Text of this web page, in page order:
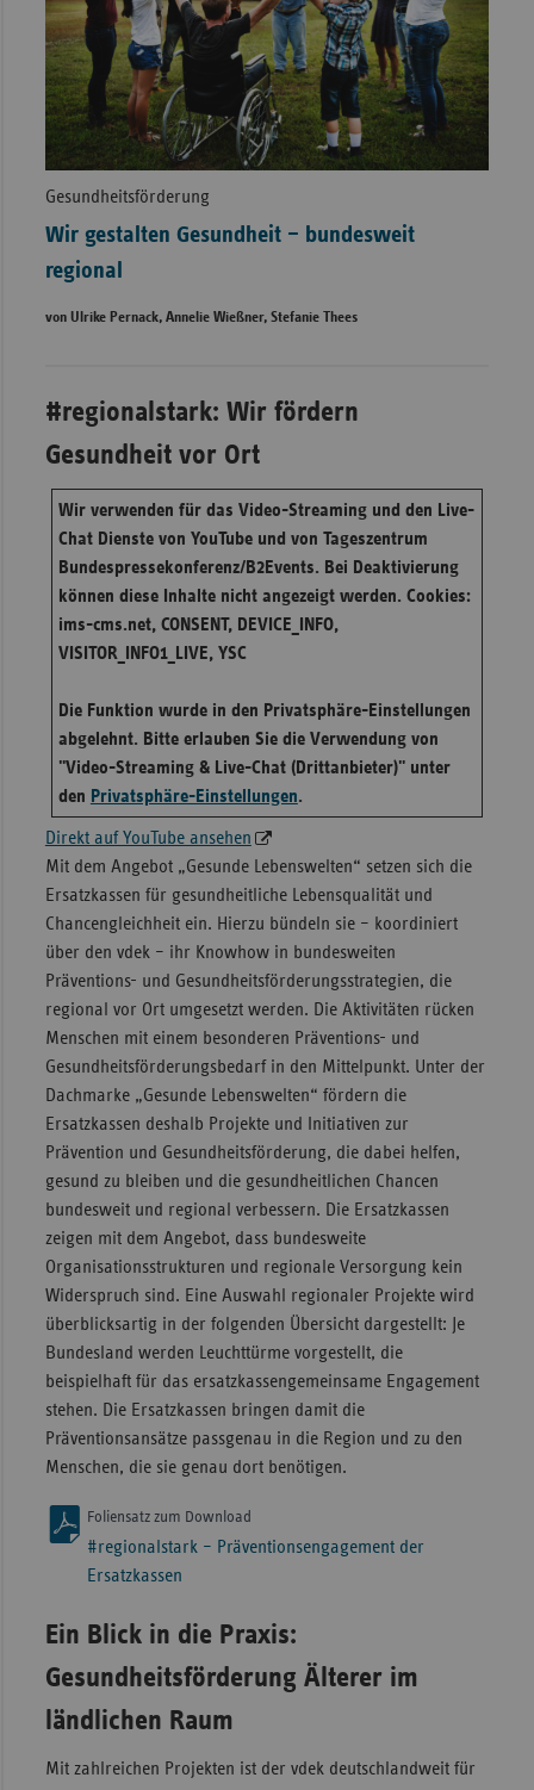
Gesundheitsförderung
Wir gestalten Gesundheit – bundesweit
regional
von Ulrike Pernack, Annelie Wießner, Stefanie Thees
#regionalstark: Wir fördern
Gesundheit vor Ort
Wir verwenden für das Video-Streaming und den Live-
Chat Dienste von YouTube und von Tageszentrum
Bundespressekonferenz/B2Events. Bei Deaktivierung
können diese Inhalte nicht angezeigt werden. Cookies:
ims-cms.net, CONSENT, DEVICE_INFO,
VISITOR_INFO1_LIVE, YSC
Die Funktion wurde in den Privatsphäre-Einstellungen
abgelehnt. Bitte erlauben Sie die Verwendung von
"Video-Streaming & Live-Chat (Drittanbieter)" unter
den Privatsphäre-Einstellungen.
Direkt auf YouTube ansehen
Mit dem Angebot „Gesunde Lebenswelten“ setzen sich die
Ersatzkassen für gesundheitliche Lebensqualität und
Chancengleichheit ein. Hierzu bündeln sie – koordiniert
über den vdek – ihr Knowhow in bundesweiten
Präventions- und Gesundheitsförderungsstrategien, die
regional vor Ort umgesetzt werden. Die Aktivitäten rücken
Menschen mit einem besonderen Präventions- und
Gesundheitsförderungsbedarf in den Mittelpunkt. Unter der
Dachmarke „Gesunde Lebenswelten“ fördern die
Ersatzkassen deshalb Projekte und Initiativen zur
Prävention und Gesundheitsförderung, die dabei helfen,
gesund zu bleiben und die gesundheitlichen Chancen
bundesweit und regional verbessern. Die Ersatzkassen
zeigen mit dem Angebot, dass bundesweite
Organisationsstrukturen und regionale Versorgung kein
Widerspruch sind. Eine Auswahl regionaler Projekte wird
überblicksartig in der folgenden Übersicht dargestellt: Je
Bundesland werden Leuchttürme vorgestellt, die
beispielhaft für das ersatzkassengemeinsame Engagement
stehen. Die Ersatzkassen bringen damit die
Präventionsansätze passgenau in die Region und zu den
Menschen, die sie genau dort benötigen.
Foliensatz zum Download
#regionalstark – Präventionsengagement der
Ersatzkassen
Ein Blick in die Praxis:
Gesundheitsförderung Älterer im
ländlichen Raum
Mit zahlreichen Projekten ist der vdek deutschlandweit für